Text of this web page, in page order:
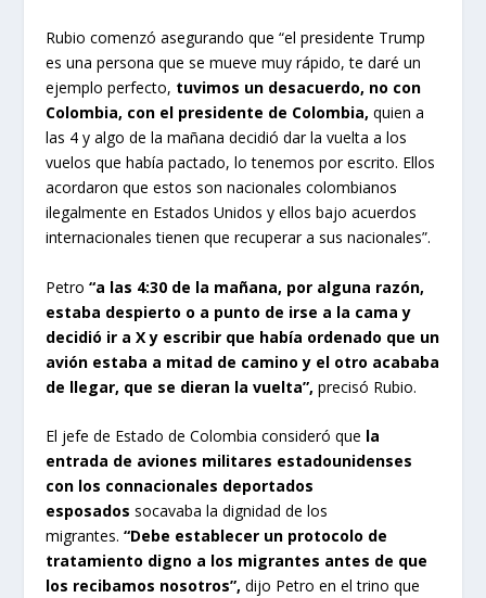
Rubio comenzó asegurando que “el presidente Trump
es una persona que se mueve muy rápido, te daré un
ejemplo perfecto, tuvimos un desacuerdo, no con
Colombia, con el presidente de Colombia,quien a
las 4 y algo de la mañana decidió dar la vuelta a los
vuelos que había pactado, lo tenemos por escrito. Ellos
acordaron que estos son nacionales colombianos
ilegalmente en Estados Unidos y ellos bajo acuerdos
internacionales tienen que recuperar a sus nacionales”.
Petro “a las 4:30 de la mañana, por alguna razón,
estaba despierto o a punto de irse a la cama y
decidió ir a X y escribir que había ordenado que un
avión estaba a mitad de camino y el otro acababa
de llegar, que se dieran la vuelta”,precisó Rubio.
El jefe de Estado de Colombia consideró que la
entrada de aviones militares estadounidenses
con los connacionales deportados
esposados socavaba la dignidad de los
migrantes. “Debe establecer un protocolo de
tratamiento digno a los migrantes antes de que
los recibamos nosotros”, dijo Petro en el trino que